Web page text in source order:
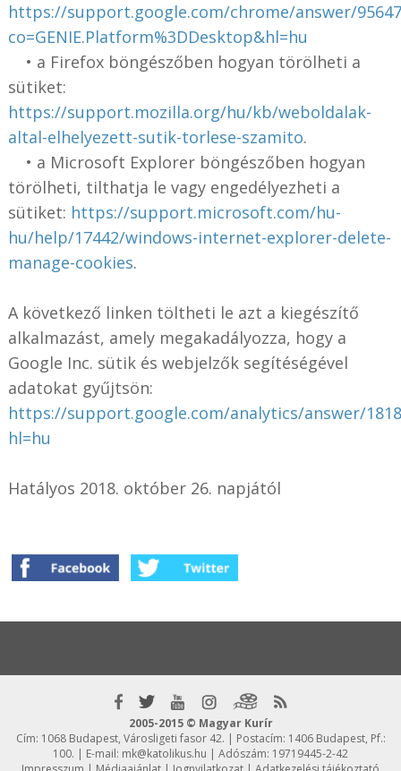
https://support.google.com/chrome/answer/
co=GENIE.Platform%3DDesktop&hl=hu
• a Firefox böngészőben hogyan törölheti a
sütiket:
https://support.mozilla.org/hu/kb/weboldalak-
altal-elhelyezett-sutik-torlese-szamito.
• a Microsoft Explorer böngészőben hogyan
törölheti, tilthatja le vagy engedélyezheti a
sütiket: https://support.microsoft.com/hu-
hu/help/17442/windows-internet-explorer-delete-
manage-cookies.
A következő linken töltheti le azt a kiegészítő
alkalmazást, amely megakadályozza, hogy a
Google Inc. sütik és webjelzők segítéségével
adatokat gyűjtsön:
https://support.google.com/analytics/answer/
hl=hu
Hatályos 2018. október 26. napjától
2005-2015 © Magyar Kurír
Cím: 1068 Budapest, Városligeti fasor 42. | Postacím: 1406 Budapest, Pf.:
100. | E-mail: mk@katolikus.hu | Adószám: 19719445-2-42